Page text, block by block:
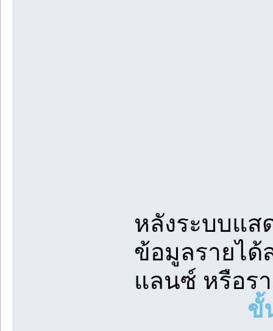
หลังระบบแส
ข้อมูลรายได้
แลนซ์ หรือร
ขั้